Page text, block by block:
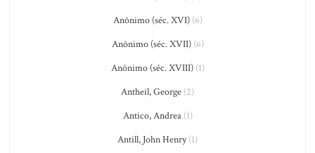
Anônimo (séc. XVI)(6)
Anônimo (séc. XVII)(6)
Anônimo (séc. XVIII)(1)
Antheil, George (2)
Antico, Andrea(1)
Antill, John Henry(1)